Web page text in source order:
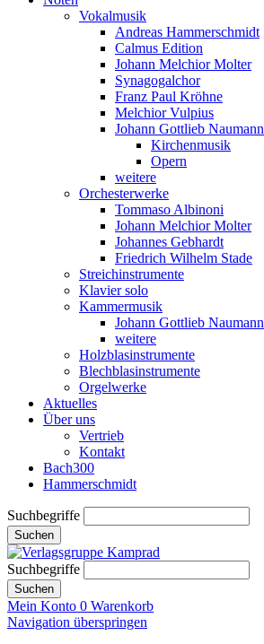
Vokalmusik
Andreas Hammerschmidt
Calmus Edition
Johann Melchior Molter
Synagogalchor
Franz Paul Kröhne
Melchior Vulpius
Johann Gottlieb Naumann
Kirchenmusik
Opern
weitere
Orchesterwerke
Tommaso Albinoni
Johann Melchior Molter
Johannes Gebhardt
Friedrich Wilhelm Stade
Streichinstrumente
Klavier solo
Kammermusik
Johann Gottlieb Naumann
weitere
Holzblasinstrumente
Blechblasinstrumente
Orgelwerke
Aktuelles
Über uns
Vertrieb
Kontakt
Bach300
Hammerschmidt
Suchbegriffe
Suchen
Suchbegriffe
Suchen
Mein Konto 0 Warenkorb
Navigation überspringen